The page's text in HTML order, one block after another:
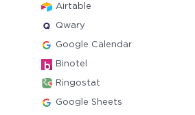
Airtable
Qwary
Google Calendar
Binotel
Ringostat
Google Sheets